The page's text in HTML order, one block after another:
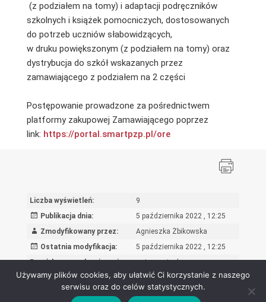
(z podziałem na tomy) i adaptacji podręczników
szkolnych i książek pomocniczych, dostosowanych
do potrzeb uczniów słabowidzących,
w druku powiększonym (z podziałem na tomy) oraz
dystrybucja do szkół wskazanych przez
zamawiającego z podziałem na 2 części
Postępowanie prowadzone za pośrednictwem
platformy zakupowej Zamawiającego poprzez
link: https://portal.smartpzp.pl/ore
Liczba wyświetleń:
9
Publikacja dnia:
5 października 2022 , 12:25
Zmodyfikowany przez:
Agnieszka Żbikowska
Ostatnia modyfikacja:
5 października 2022 , 12:25
Powód wprowadzenia zmian:
wpis oryginalny
Używamy plików cookies, aby ułatwić Ci korzystanie z naszego
serwisu oraz do celów statystycznych.